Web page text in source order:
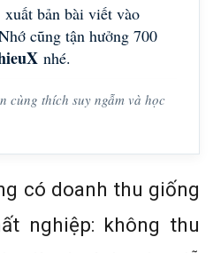
xuất bản bài viết vào
cũng tận hưởng 700
nhé.
cùng thích suy ngẫm và học
có doanh thu giống
nghiệp: không thu